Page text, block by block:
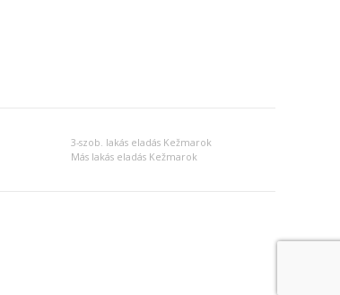
3-szob. lakás eladás Kežmarok
Más lakás eladás Kežmarok